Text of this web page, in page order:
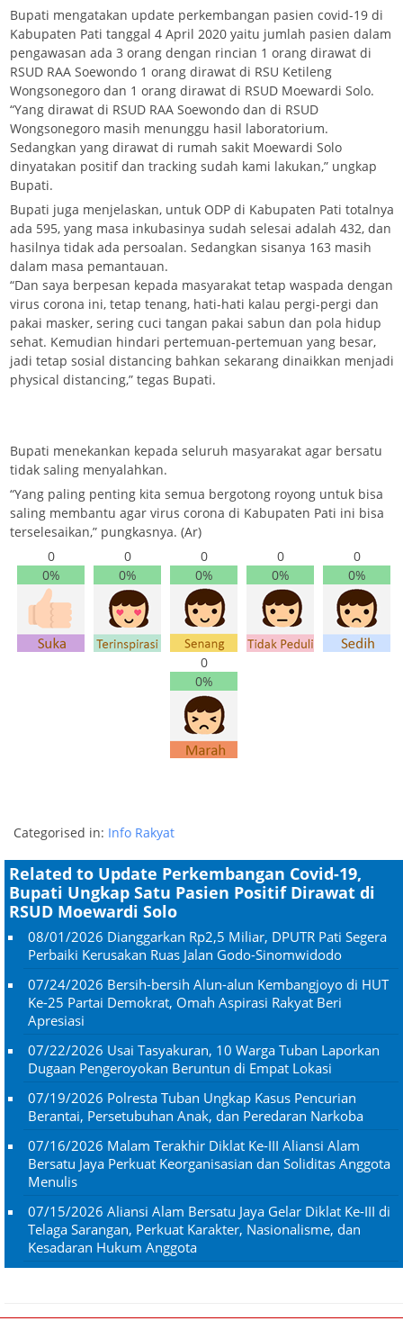
Bupati mengatakan update perkembangan pasien covid-19 di
Kabupaten Pati tanggal 4 April 2020 yaitu jumlah pasien dalam
pengawasan ada 3 orang dengan rincian 1 orang dirawat di
RSUD RAA Soewondo 1 orang dirawat di RSU Ketileng
Wongsonegoro dan 1 orang dirawat di RSUD Moewardi Solo.
“Yang dirawat di RSUD RAA Soewondo dan di RSUD
Wongsonegoro masih menunggu hasil laboratorium.
Sedangkan yang dirawat di rumah sakit Moewardi Solo
dinyatakan positif dan tracking sudah kami lakukan,” ungkap
Bupati.
Bupati juga menjelaskan, untuk ODP di Kabupaten Pati totalnya
ada 595, yang masa inkubasinya sudah selesai adalah 432, dan
hasilnya tidak ada persoalan. Sedangkan sisanya 163 masih
dalam masa pemantauan.
“Dan saya berpesan kepada masyarakat tetap waspada dengan
virus corona ini, tetap tenang, hati-hati kalau pergi-pergi dan
pakai masker, sering cuci tangan pakai sabun dan pola hidup
sehat. Kemudian hindari pertemuan-pertemuan yang besar,
jadi tetap sosial distancing bahkan sekarang dinaikkan menjadi
physical distancing,” tegas Bupati.
Bupati menekankan kepada seluruh masyarakat agar bersatu
tidak saling menyalahkan.
“Yang paling penting kita semua bergotong royong untuk bisa
saling membantu agar virus corona di Kabupaten Pati ini bisa
terselesaikan,” pungkasnya. (Ar)
0
0%
0
0%
0
0%
0
0%
0
0%
0
0%
Categorised in: Info Rakyat
Related to Update Perkembangan Covid-19,
Bupati Ungkap Satu Pasien Positif Dirawat di
RSUD Moewardi Solo
08/01/2026 Dianggarkan Rp2,5 Miliar, DPUTR Pati Segera
Perbaiki Kerusakan Ruas Jalan Godo-Sinomwidodo
07/24/2026 Bersih-bersih Alun-alun Kembangjoyo di HUT
Ke-25 Partai Demokrat, Omah Aspirasi Rakyat Beri
Apresiasi
07/22/2026 Usai Tasyakuran, 10 Warga Tuban Laporkan
Dugaan Pengeroyokan Beruntun di Empat Lokasi
07/19/2026 Polresta Tuban Ungkap Kasus Pencurian
Berantai, Persetubuhan Anak, dan Peredaran Narkoba
07/16/2026 Malam Terakhir Diklat Ke-III Aliansi Alam
Bersatu Jaya Perkuat Keorganisasian dan Soliditas Anggota
Menulis
07/15/2026 Aliansi Alam Bersatu Jaya Gelar Diklat Ke-III di
Telaga Sarangan, Perkuat Karakter, Nasionalisme, dan
Kesadaran Hukum Anggota